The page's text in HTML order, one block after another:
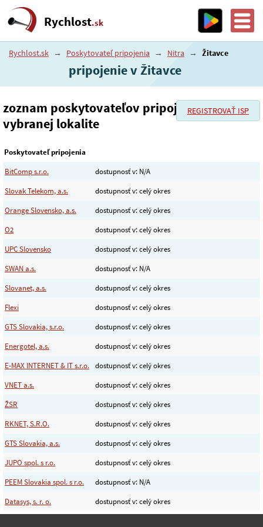
Rychlost.sk
Rychlost.sk → Poskytovateľ pripojenia → Nitra → Žitavce
pripojenie v Žitavce
REGISTROVAŤ ISP
zoznam poskytovateľov pripojenia vo
vybranej lokalite
Poskytovateľ pripojenia
BitComp s.r.o.
dostupnosť v: N/A
Slovak Telekom, a.s.
dostupnosť v: celý okres
Orange Slovensko, a.s.
dostupnosť v: celý okres
O2
dostupnosť v: celý okres
UPC Slovensko
dostupnosť v: celý okres
SWAN a.s.
dostupnosť v: N/A
Slovanet, a.s.
dostupnosť v: celý okres
Flexi
dostupnosť v: celý okres
GTS Slovakia, s.r.o.
dostupnosť v: celý okres
Energotel, a.s.
dostupnosť v: celý okres
E-MAX INTERNET & IT s.r.o. dostupnosť v: celý okres
VNET a.s.
dostupnosť v: celý okres
ŽSR
dostupnosť v: celý okres
RKNET, S.R.O.
dostupnosť v: celý okres
GTS Slovakia, a.s.
dostupnosť v: celý okres
JUPO spol. s r.o.
dostupnosť v: celý okres
PEEM Slovakia spol. s r.o.
dostupnosť v: N/A
Datasys, s. r. o.
dostupnosť v: celý okres